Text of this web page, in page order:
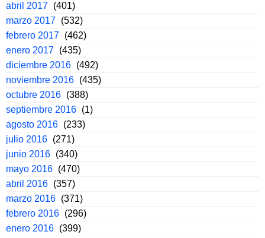
abril 2017 (401)
marzo 2017 (532)
febrero 2017 (462)
enero 2017 (435)
diciembre 2016 (492)
noviembre 2016 (435)
octubre 2016 (388)
septiembre 2016 (1)
agosto 2016 (233)
julio 2016 (271)
junio 2016 (340)
mayo 2016 (470)
abril 2016 (357)
marzo 2016 (371)
febrero 2016 (296)
enero 2016 (399)